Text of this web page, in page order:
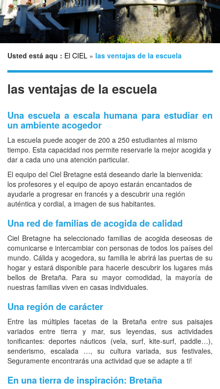
n
Usted está aqu : El CIEL » las ventajas de la escuela
las ventajas de la escuela
Una escuela a escala humana para estudiar en
un ambiente acogedor
La escuela puede acoger de 200 a 250 estudiantes al mismo
tiempo. Esta capacidad nos permite reservarle la mejor acogida y
dar a cada uno una atención particular.
El equipo del Ciel Bretagne está deseando darle la bienvenida:
los profesores y el equipo de apoyo estarán encantados de
ayudarle a progresar en francés y a descubrir una región
auténtica y cordial, a imagen de sus habitantes.
Una red de familias de acogida de calidad
Ciel Bretagne ha seleccionado familias de acogida deseosas de
comunicarse e intercambiar con personas de todos los países del
mundo. Cálida y acogedora, su familia le abrirá las puertas de su
hogar y estará disponible para hacerle descubrir los lugares más
bellos de Bretaña. Para su mayor comodidad, la mayoría de
nuestras familias viven en casas individuales.
Una región de carácter
Entre las múltiples facetas de la Bretaña entre sus paisajes
variados entre tierra y mar, sus leyendas, sus actividades
tonificantes: deportes náuticos (vela, surf, kite-surf, paddle…),
senderismo, escalada …, su cultura variada, sus festivales,
Seguramente encontrarás una actividad que se adapte a ti!
En una tierra de inspiración: Bretaña